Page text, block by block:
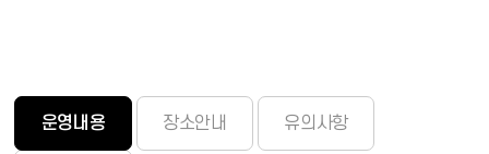
운영내용 장소안내 유의사항